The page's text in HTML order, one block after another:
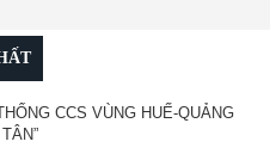
CCS VÙNG HUẾ-QUẢNG